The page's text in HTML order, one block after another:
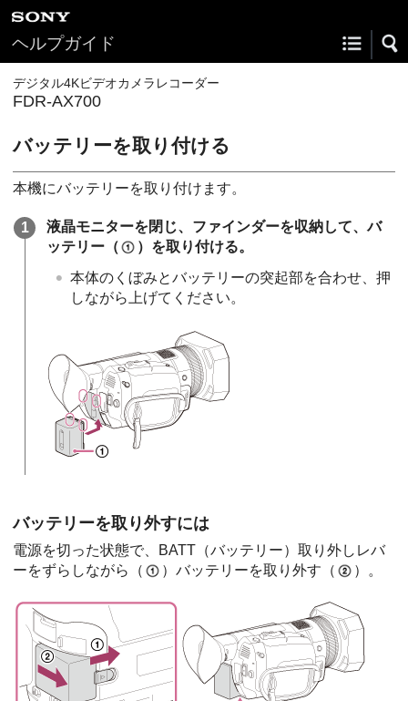
ヘルプガイド
デジタル4Kビデオカメラレコーダー
FDR-AX700
バッテリーを取り付ける
本機にバッテリーを取り付けます。
液晶モニターを閉じ、ファインダーを収納して、バ
ッテリー（
）を取り付ける。
本体のくぼみとバッテリーの突起部を合わせ、押
しながら上げてください。
バッテリーを取り外すには
電源を切った状態で、BATT（バッテリー）取り外しレバ
ーをずらしながら（
）バッテリーを取り外す（ ）。